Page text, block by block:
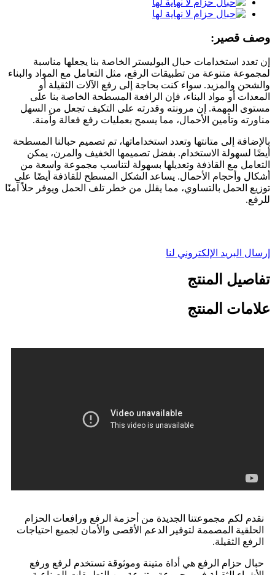
وصف قصير:
إن تعدد استخدامات حبال البوليستر الخاصة بنا يجعلها مناسبة
لمجموعة متنوعة من تطبيقات الرفع، مثل التعامل مع المواد والبناء
والشحن والمزيد. سواء كنت بحاجة إلى رفع الآلات الثقيلة أو
المعدات أو مواد البناء، فإن الرافعة المسطحة الخاصة بنا على
مستوى المهمة. إن مرونته وقدرته على التكيف تجعل من السهل
مناورته وتأمين الأحمال، مما يسمح بعمليات رفع فعالة وآمنة.
بالإضافة إلى متانتها وتعدد استخداماتها، تم تصميم حبالنا المسطحة
أيضًا لسهولة الاستخدام. بفضل تصميمها الخفيف والمرن، يمكن
التعامل مع القاذفة وتعديلها بسهولة لتناسب مجموعة واسعة من
أشكال وأحجام الأحمال. يساعد الشكل المسطح للقاذفة أيضًا على
توزيع الحمل بالتساوي، مما يقلل من خطر تلف الحمل ويوفر حلاً آمنًا
للرفع.
إرسال البريد الإلكتروني لنا
تفاصيل المنتج
علامات المنتج
نقدم لكم مجموعتنا الجديدة من أحزمة الرفع ورافعات الحزام
الحلقية المصممة لتوفير الدعم الأقصى والأمان لجميع احتياجات
الرفع الثقيلة.
حبال حزام الرفع هي أداة متينة وموثوقة تستخدم لرفع ورفع